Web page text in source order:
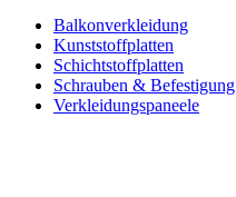
Balkonverkleidung
Kunststoffplatten
Schichtstoffplatten
Schrauben & Befestigung
Verkleidungspaneele